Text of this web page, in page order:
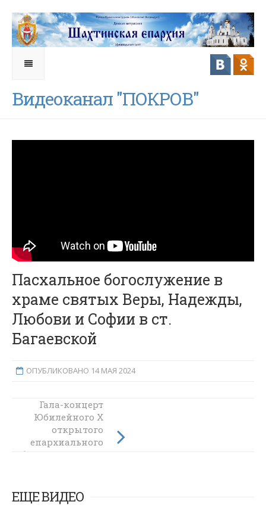
Видеоканал "ПОКРОВ"
Пасхальное богослужение в
храме святых Веры, Надежды,
Любови и Софии в ст.
Багаевской
ОПУБЛИКОВАНО 14 МАЯ 2024
ВЛОГ 317 |
Покровский
кафедральный
собор | г. Шахты
Гала-концерт
Юбилейного X
открытого
епархиального
фестиваля Пасха
ЕЩЕ ВИДЕО